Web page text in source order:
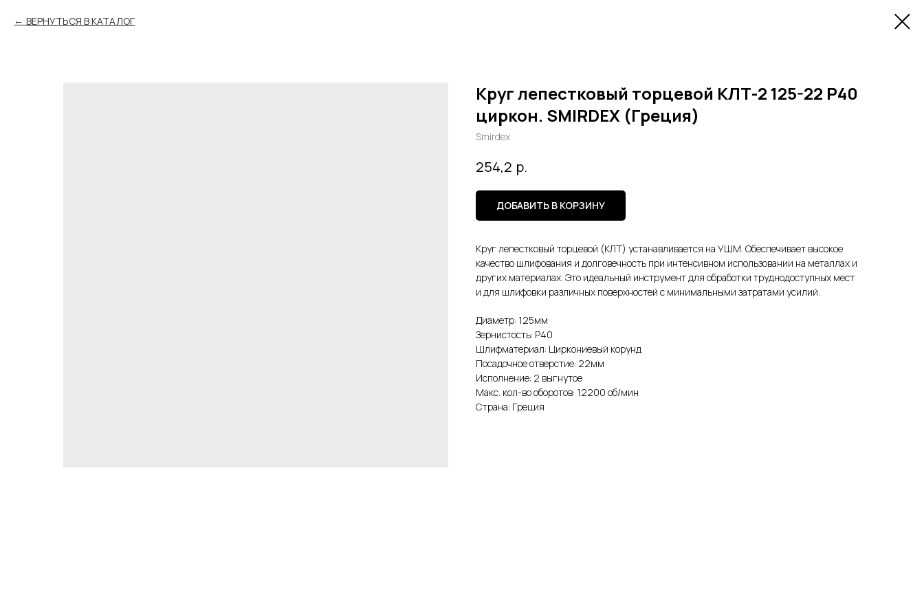
ВЕРНУТЬСЯ В КАТАЛОГ
Круг лепестковый торцевой КЛТ-2 125-22 Р40
циркон. SMIRDEX (Греция)
Smirdex
254,2 р.
ДОБАВИТЬ В КОРЗИНУ
Круг лепестковый торцевой (КЛТ) устанавливается на УШМ. Обеспечивает высокое
качество шлифования и долговечность при интенсивном использовании на металлах и
других материалах. Это идеальный инструмент для обработки труднодоступных мест
и для шлифовки различных поверхностей с минимальными затратами усилий.
Диаметр: 125мм
Зернистость: Р40
Шлифматериал: Циркониевый корунд
Посадочное отверстие: 22мм
Исполнение: 2 выгнутое
Макс. кол-во оборотов: 12200 об/мин
Страна: Греция